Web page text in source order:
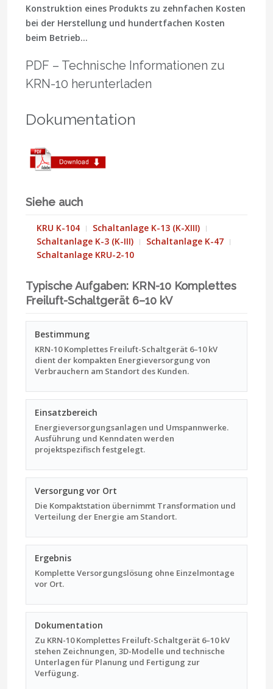
Konstruktion eines Produkts zu zehnfachen Kosten
bei der Herstellung und hundertfachen Kosten
beim Betrieb...
PDF – Technische Informationen zu
KRN-10 herunterladen
Dokumentation
Siehe auch
KRU K-104
Schaltanlage K-13 (K-XIII)
Schaltanlage K-3 (K-III)
Schaltanlage K-47
Schaltanlage KRU-2-10
Typische Aufgaben: KRN-10 Komplettes
Freiluft-Schaltgerät 6–10 kV
Bestimmung
KRN-10 Komplettes Freiluft-Schaltgerät 6–10 kV
dient der kompakten Energieversorgung von
Verbrauchern am Standort des Kunden.
Einsatzbereich
Energieversorgungsanlagen und Umspannwerke.
Ausführung und Kenndaten werden
projektspezifisch festgelegt.
Versorgung vor Ort
Die Kompaktstation übernimmt Transformation und
Verteilung der Energie am Standort.
Ergebnis
Komplette Versorgungs­lösung ohne Einzelmontage
vor Ort.
Dokumentation
Zu KRN-10 Komplettes Freiluft-Schaltgerät 6–10 kV
stehen Zeichnungen, 3D-Modelle und technische
Unterlagen für Planung und Fertigung zur
Verfügung.